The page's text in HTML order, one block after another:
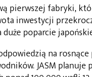
pierwszej fabryki,
inwestycji
duże poparcie
na
JASM planuje